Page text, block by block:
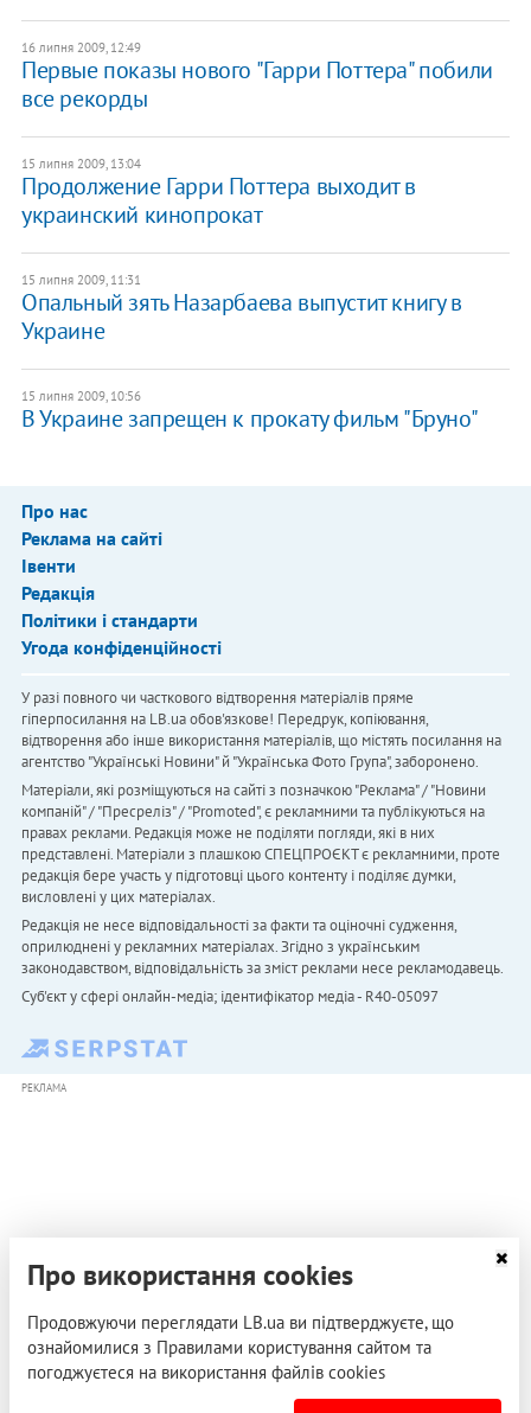
16 липня 2009, 12:49
Первые показы нового "Гарри Поттера" побили
все рекорды
15 липня 2009, 13:04
Продолжение Гарри Поттера выходит в
украинский кинопрокат
15 липня 2009, 11:31
Опальный зять Назарбаева выпустит книгу в
Украине
15 липня 2009, 10:56
В Украине запрещен к прокату фильм "Бруно"
Про нас
Реклама на сайті
Івенти
Редакція
Політики і стандарти
Угода конфіденційності
У разі повного чи часткового відтворення матеріалів пряме
гіперпосилання на LB.ua обов'язкове! Передрук, копіювання,
відтворення або інше використання матеріалів, що містять посилання на
агентство "Українськi Новини" й "Українська Фото Група", заборонено.
Матеріали, які розміщуються на сайті з позначкою "Реклама" / "Новини
компаній" / "Пресреліз" / "Promoted", є рекламними та публікуються на
правах реклами. Редакція може не поділяти погляди, які в них
представлені. Матеріали з плашкою СПЕЦПРОЄКТ є рекламними, проте
редакція бере участь у підготовці цього контенту і поділяє думки,
висловлені у цих матеріалах.
Редакція не несе відповідальності за факти та оціночні судження,
оприлюднені у рекламних матеріалах. Згідно з українським
законодавством, відповідальність за зміст реклами несе рекламодавець.
Cуб'єкт у сфері онлайн-медіа; ідентифікатор медіа - R40-05097
РЕКЛАМА
Про використання cookies
Продовжуючи переглядати LB.ua ви підтверджуєте, що
ознайомилися з Правилами користування сайтом та
погоджуєтеся на використання файлів cookies